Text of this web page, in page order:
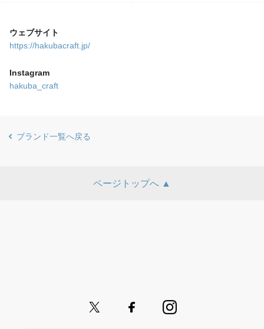
ウェブサイト
https://hakubacraft.jp/
Instagram
hakuba_craft
ブランド一覧へ戻る
ページトップへ ▲